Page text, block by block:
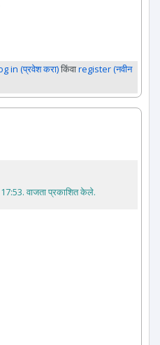
in (प्रवेश करा)किंवाregister (नवीन
. वाजता प्रकाशित केले.